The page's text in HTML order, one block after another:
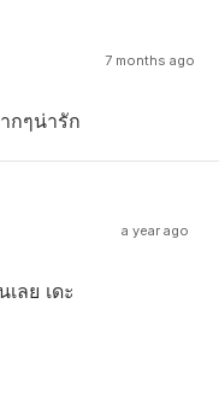
7 months ago
กๆน่ารัก
a year ago
ลย เดะ